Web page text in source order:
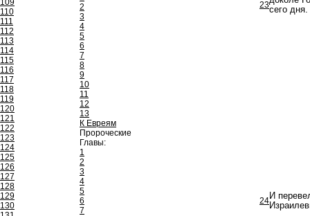
109
110
111
112
113
114
115
116
117
118
119
120
121
122
123
124
125
126
127
128
129
130
2
3
4
5
6
7
8
9
10
11
12
13
К Евреям
Пророческие
Главы:
1
2
3
4
5
6
7
23сего дня.
24И